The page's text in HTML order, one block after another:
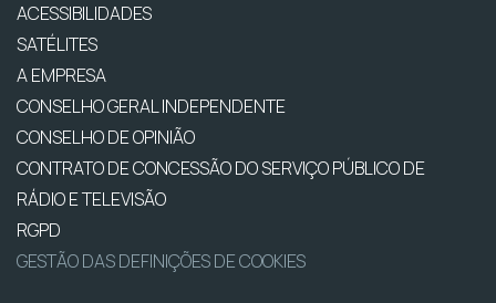
ACESSIBILIDADES
SATÉLITES
A EMPRESA
CONSELHO GERAL INDEPENDENTE
CONSELHO DE OPINIÃO
CONTRATO DE CONCESSÃO DO SERVIÇO PÚBLICO DE
RÁDIO E TELEVISÃO
RGPD
GESTÃO DAS DEFINIÇÕES DE COOKIES